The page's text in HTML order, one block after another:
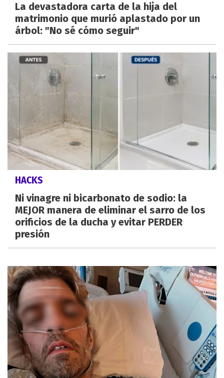
La devastadora carta de la hija del
matrimonio que murió aplastado por un
árbol: "No sé cómo seguir"
HACKS
Ni vinagre ni bicarbonato de sodio: la
MEJOR manera de eliminar el sarro de los
orificios de la ducha y evitar PERDER
presión